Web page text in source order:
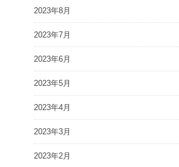
2023年8月
2023年7月
2023年6月
2023年5月
2023年4月
2023年3月
2023年2月